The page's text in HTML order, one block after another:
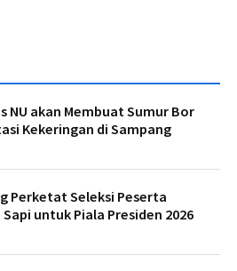
NU akan Membuat Sumur Bor
Kekeringan di Sampang
Perketat Seleksi Peserta
untuk Piala Presiden 2026